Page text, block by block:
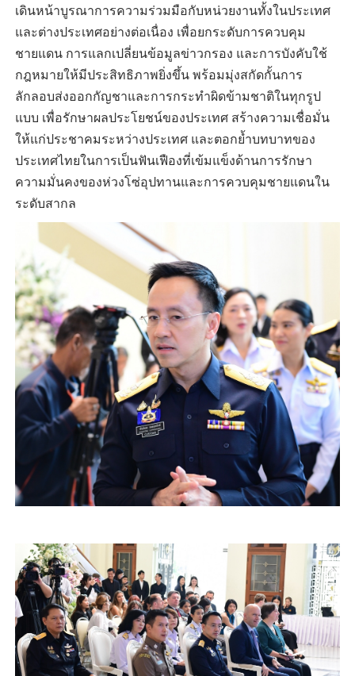
เดินหน้าบูรณาการความร่วมมือกับหน่วยงานทั้งในประเทศ
และต่างประเทศอย่างต่อเนื่อง เพื่อยกระดับการควบคุม
ชายแดน การแลกเปลี่ยนข้อมูลข่าวกรอง และการบังคับใช้
กฎหมายให้มีประสิทธิภาพยิ่งขึ้น พร้อมมุ่งสกัดกั้นการ
ลักลอบส่งออกกัญชาและการกระทำผิดข้ามชาติในทุกรูป
แบบ เพื่อรักษาผลประโยชน์ของประเทศ สร้างความเชื่อมั่น
ให้แก่ประชาคมระหว่างประเทศ และตอกย้ำบทบาทของ
ประเทศไทยในการเป็นฟันเฟืองที่เข้มแข็งด้านการรักษา
ความมั่นคงของห่วงโซ่อุปทานและการควบคุมชายแดนใน
ระดับสากล